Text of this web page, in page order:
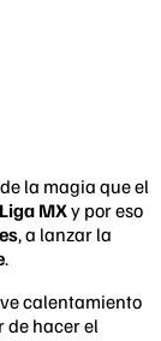
la magia que el
Liga MXy por eso
, a lanzar la
.
calentamiento
de hacer el